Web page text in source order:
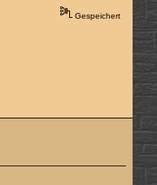
Gespeichert